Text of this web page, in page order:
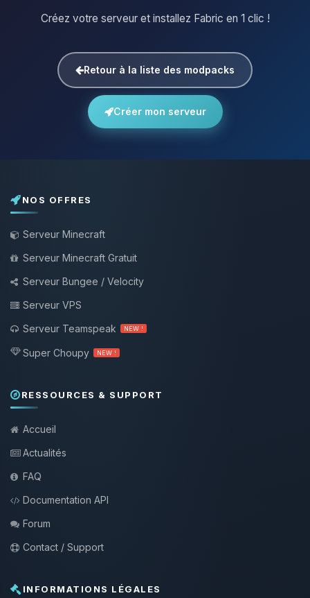
Créez votre serveur et installez Fabric en 1 clic !
Retour à la liste des modpacks
Créer mon serveur
NOS OFFRES
Serveur Minecraft
Serveur Minecraft Gratuit
Serveur Bungee / Velocity
Serveur VPS
Serveur Teamspeak
NEW !
Super Choupy NEW !
RESSOURCES & SUPPORT
Accueil
Actualités
FAQ
Documentation API
Forum
Contact / Support
INFORMATIONS LÉGALES